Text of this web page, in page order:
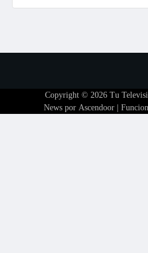
Copyright © 2026 Tu
News por Ascendoor |